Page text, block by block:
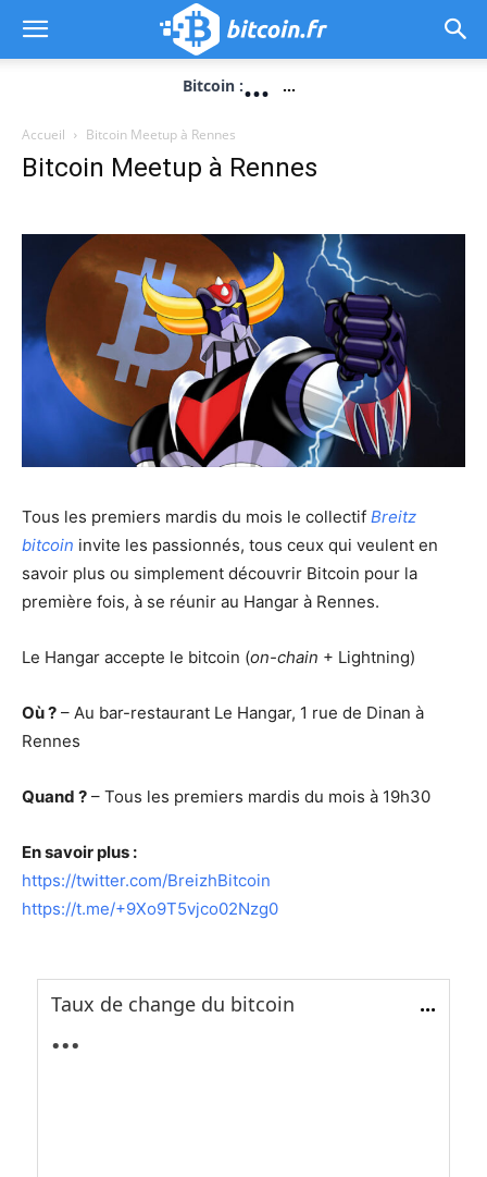
Bitcoin :... ...
Accueil Bitcoin Meetup à Rennes
Bitcoin Meetup à Rennes
Tous les premiers mardis du mois le collectif Breitz
bitcoin invite les passionnés, tous ceux qui veulent en
savoir plus ou simplement découvrir Bitcoin pour la
première fois, à se réunir au Hangar à Rennes.
Le Hangar accepte le bitcoin (on-chain + Lightning)
Où ? – Au bar-restaurant Le Hangar, 1 rue de Dinan à
Rennes
Quand ? – Tous les premiers mardis du mois à 19h30
En savoir plus :
https://twitter.com/BreizhBitcoin
https://t.me/+9Xo9T5vjco02Nzg0
Taux de change du bitcoin ...
...